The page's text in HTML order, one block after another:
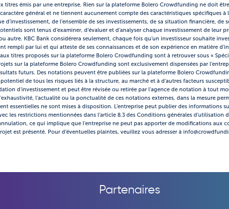
titres émis par une entreprise. Rien sur la plateforme Bolero Crowdfunding ne doit
général et ne tiennent aucunement compte des caractéristiques spécifiques à
de l’ensemble de ses investissements, de sa situation financière,
sont tenus d’examiner, d’évaluer et d’analyser chaque investissement de leur
autre. KBC Bank considérera seulement, chaque fois qu’un investisseur souhaite
rempli par lui et qui atteste de ses connaissances et de son expérience en matière
titres proposés sur la plateforme Bolero Crowdfunding sont à retrouver sous «
sur la plateforme Bolero Crowdfunding sont exclusivement dispensées par
futurs. Des notations peuvent être publiées sur la plateforme Bolero
de tous les risques liés à la structure, au marché et à d'autres facteurs
d'investissement et peut être révisée ou retirée par l'agence de notation à tout
l'actualité ou la ponctualité de ces notations externes, dans la mesure
essentielles ne sont mises à disposition. L’entreprise peut publier des informations
les restrictions mentionnées dans l’article 8.3 des Conditions générales
ce qui implique que l’entreprise ne peut pas apporter de modifications aux
est présenté. Pour d’éventuelles plaintes, veuillez vous adresser à
Partenaires